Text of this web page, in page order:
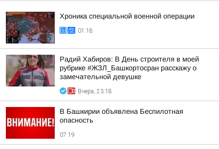
Хроника специальной военной операции
01:18
Радий Хабиров: В День строителя в моей
рубрике #ЖЗЛ_Башкортосран расскажу о
замечательной девушке
Вчера, 23:18
В Башкирии объявлена Беспилотная
опасность
07:19